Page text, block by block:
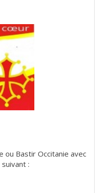
ou Bastir Occitanie avec
: